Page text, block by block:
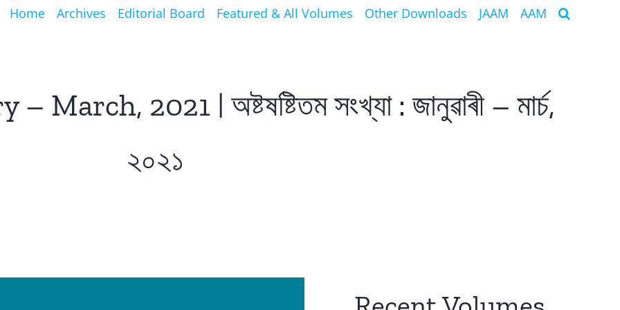
Home Archives Editorial Board Featured & All Volumes Other Downloads JAAM AAM
2021 | অষ্টষষ্টিতম সংখ্যা : জানুৱাৰী – মাৰ্চ,
২০২১